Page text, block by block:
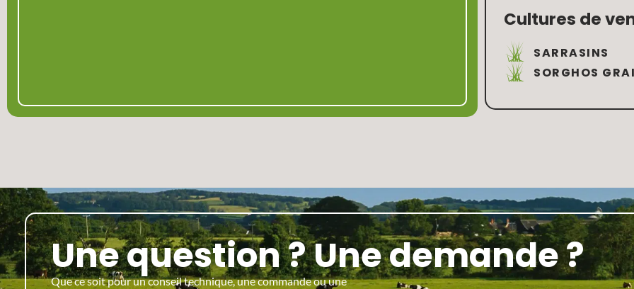
Cultures de
SARRASINS
SORGHOS
Une question ? Une demande ?
Que ce soit pour un conseil technique, une commande ou une